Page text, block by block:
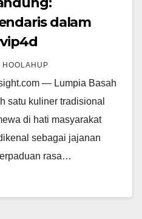
dalam
HOOLAHUP
— Lumpia Basah
satu kuliner tradisional
di hati masyarakat
sebagai jajanan
rasa…